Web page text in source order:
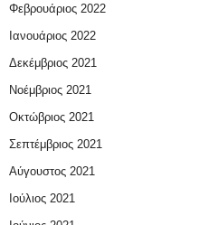
Φεβρουάριος 2022
Ιανουάριος 2022
Δεκέμβριος 2021
Νοέμβριος 2021
Οκτώβριος 2021
Σεπτέμβριος 2021
Αύγουστος 2021
Ιούλιος 2021